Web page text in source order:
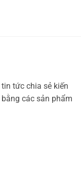
tức chia sẻ kiến
các sản phẩm